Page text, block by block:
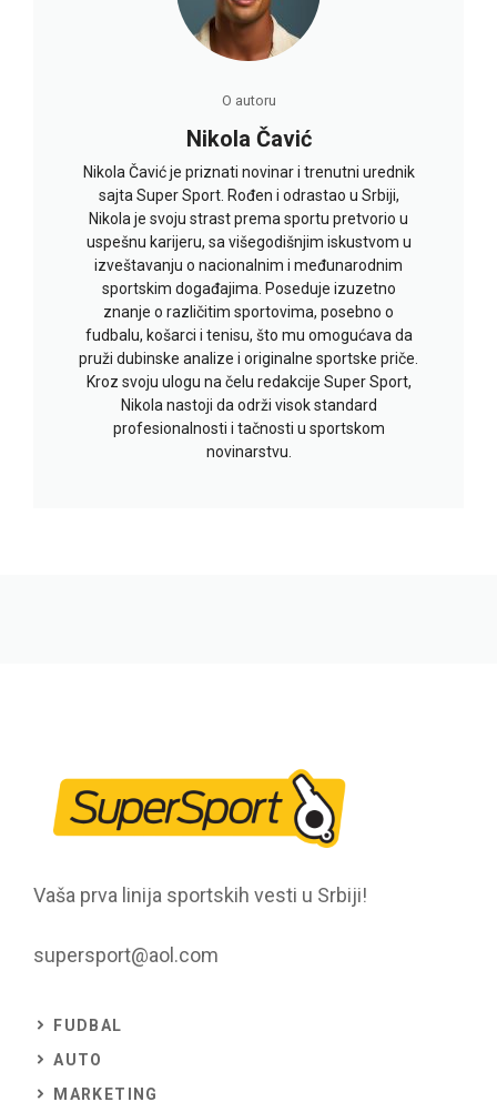
O autoru
Nikola Čavić
Nikola Čavić je priznati novinar i trenutni urednik
sajta Super Sport. Rođen i odrastao u Srbiji,
Nikola je svoju strast prema sportu pretvorio u
uspešnu karijeru, sa višegodišnjim iskustvom u
izveštavanju o nacionalnim i međunarodnim
sportskim događajima. Poseduje izuzetno
znanje o različitim sportovima, posebno o
fudbalu, košarci i tenisu, što mu omogućava da
pruži dubinske analize i originalne sportske priče.
Kroz svoju ulogu na čelu redakcije Super Sport,
Nikola nastoji da održi visok standard
profesionalnosti i tačnosti u sportskom
novinarstvu.
Vaša prva linija sportskih vesti u Srbiji!
supersport@aol.com
FUDBAL
AUTO
MARKETING